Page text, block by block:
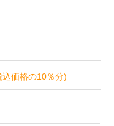
込価格の10％分)